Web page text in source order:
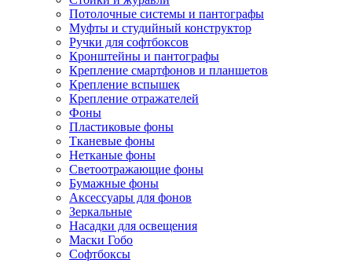
Потолочные системы и пантографы
Муфты и студийный конструктор
Ручки для софтбоксов
Кронштейны и пантографы
Крепление смартфонов и планшетов
Крепление вспышек
Крепление отражателей
Фоны
Пластиковые фоны
Тканевые фоны
Нетканые фоны
Светоотражающие фоны
Бумажные фоны
Аксессуары для фонов
Зеркальные
Насадки для освещения
Маски Гобо
Софтбоксы